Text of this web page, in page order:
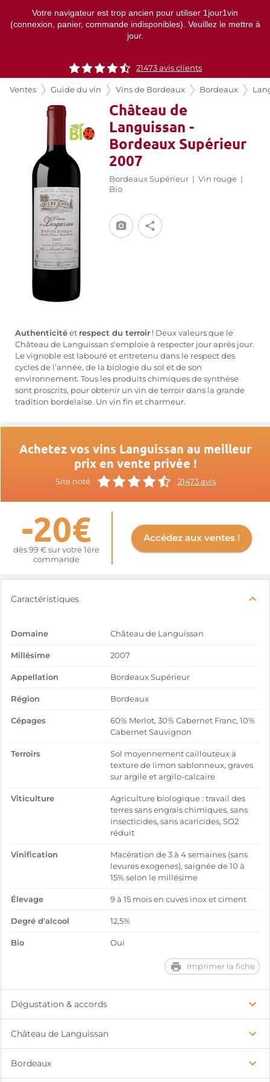
Votre navigateur est trop ancien pour utiliser 1jour1vin
(connexion, panier, commande indisponibles). Veuillez le mettre à
jour.
21473 avis clients
Ventes Guide du vin Vins de Bordeaux Bordeaux
Château de
Languissan -
Bordeaux Supérieur
2007
Bordeaux Supérieur | Vin rouge |
Bio
Authenticité et respect du terroir ! Deux valeurs que le
Château de Languissan s'emploie à respecter jour après jour.
Le vignoble est labouré et entretenu dans le respect des
cycles de l’année, de la biologie du sol et de son
environnement. Tous les produits chimiques de synthèse
sont proscrits, pour obtenir un vin de terroir dans la grande
tradition bordelaise. Un vin fin et charmeur.
Achetez vos vins Languissan au meilleur
prix en vente privée !
Site noté 21473 avis
-20€
dès 99 € sur votre 1ère
commande
Accédez aux ventes !
Caractéristiques
Domaine Château de Languissan
Millésime 2007
Appellation Bordeaux Supérieur
Région Bordeaux
Cépages
60% Merlot, 30% Cabernet Franc, 10%
Cabernet Sauvignon
Terroirs
Sol moyennement caillouteux à
texture de limon sablonneux, graves
sur argile et argilo-calcaire
Viticulture
Agriculture biologique : travail des
terres sans engrais chimiques, sans
insecticides, sans acaricides, SO2
réduit
Vinification
Macération de 3 à 4 semaines (sans
levures exogenes), saignée de 10 à
15% selon le millésime
Élevage 9 à 15 mois en cuves inox et ciment
Degré d'alcool 12,5%
Bio Oui
Imprimer la fiche
Dégustation & accords
Château de Languissan
Bordeaux